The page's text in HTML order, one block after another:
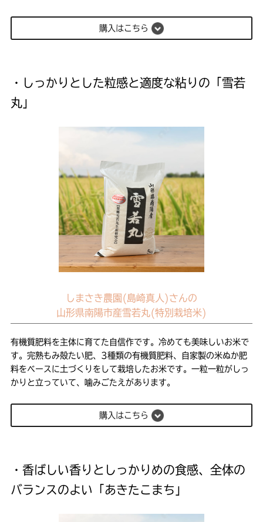
購入はこちら
・しっかりとした粒感と適度な粘りの「雪若
丸」
しまさき農園(島崎真人)さんの
山形県南陽市産雪若丸(特別栽培米)
有機質肥料を主体に育てた自信作です。冷めても美味しいお米で
す。完熟もみ殻たい肥、3種類の有機質肥料、自家製の米ぬか肥
料をベースに土づくりをして栽培したお米です。一粒一粒がしっ
かりと立っていて、噛みごたえがあります。
購入はこちら
・香ばしい香りとしっかりめの食感、全体の
バランスのよい「あきたこまち」